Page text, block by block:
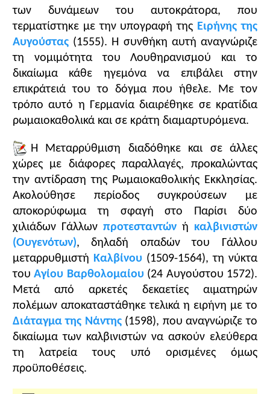
προτεσταντισμό σε δογματικό επίπεδο, δογματική
αποσαφήνιση. β. Πολιτικό: στρατηγική,
αναδίπλωση και αντεπίθεση, κατασταλτικά μέτρα
και ανανέωση, συνέδριο (πρβλ. συνέδρια
πολιτικών κομμάτων), επικοινωνιακή τακτική
(ευαισθησία των πιστών, πομπώδεις τελετές). γ.
Κοινωνικό: Αποκατάσταση του λαϊκού κύρους της
Εκκλησίας, προβολή του κοινωνικού της έργου
Αισθητικό: Μπαρόκ, διάκοσμος ναών, ζωγραφικοί
των δυνάμεων του αυτοκράτορα, που
τερματίστηκε με την υπογραφή της Ειρήνης της
Αυγούστας (1555). Η συνθήκη αυτή αναγνώριζε
τη νομιμότητα του Λουθηρανισμού και το
δικαίωμα κάθε ηγεμόνα να επιβάλει στην
επικράτειά του το δόγμα που ήθελε. Με τον
τρόπο αυτό η Γερμανία διαιρέθηκε σε κρατίδια
ρωμαιοκαθολικά και σε κράτη διαμαρτυρόμενα.
Η Μεταρρύθμιση διαδόθηκε και σε άλλες
χώρες με διάφορες παραλλαγές, προκαλώντας
την αντίδραση της Ρωμαιοκαθολικής Εκκλησίας.
Ακολούθησε περίοδος συγκρούσεων με
αποκορύφωμα τη σφαγή στο Παρίσι δύο
χιλιάδων Γάλλων προτεσταντών ή καλβινιστών
(Ουγενότων), δηλαδή οπαδών του Γάλλου
μεταρρυθμιστή Καλβίνου (1509-1564), τη νύκτα
τουΑγίου Βαρθολομαίου(24 Αυγούστου 1572).
Μετά από αρκετές δεκαετίες αιματηρών
πολέμων αποκαταστάθηκε τελικά η ειρήνη με το
Διάταγμα της Νάντης (1598), που αναγνώριζε το
δικαίωμα των καλβινιστών να ασκούν ελεύθερα
τη λατρεία τους υπό ορισμένες όμως
προϋποθέσεις.